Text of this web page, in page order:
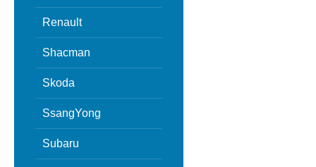
Renault
Shacman
Skoda
SsangYong
Subaru